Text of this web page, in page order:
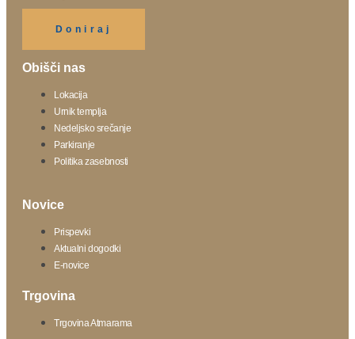
Doniraj
Obišči nas
Lokacija
Urnik templja
Nedeljsko srečanje
Parkiranje
Politika zasebnosti
Novice
Prispevki
Aktualni dogodki
E-novice
Trgovina
Trgovina Atmarama